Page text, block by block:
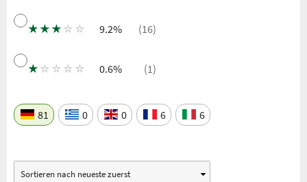
★ ★ ★ ☆ ☆ 9.2% (16)
★ ☆ ☆ ☆ ☆ 0.6% (1)
81 0 0 6 6